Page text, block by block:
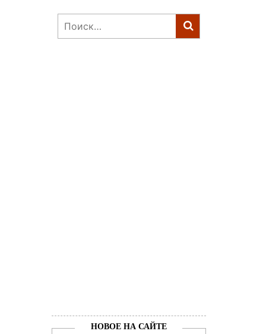
Найти:
НОВОЕ НА САЙТЕ